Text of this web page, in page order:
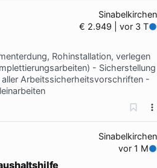
Sinabelkirchen
€ 2.949 | vor 3 T
Rohinstallation, verlegen
- Sicherstellung
Arbeitssicherheitsvorschriften -
Sinabelkirchen
vor 1 M